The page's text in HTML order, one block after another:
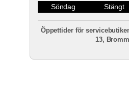
Söndag
Stängt
Öppettider för
13,